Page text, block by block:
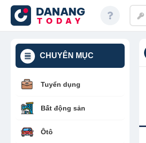
DANANG
TODAY
CHUYÊN MỤC
Tuyển dụng
Bất động sản
Ôtô